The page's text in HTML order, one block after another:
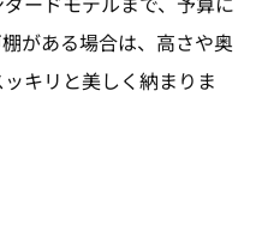
がある場合は、高さや奥
キリと美しく納まりま